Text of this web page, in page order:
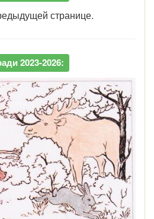
странице.
2023-2026: